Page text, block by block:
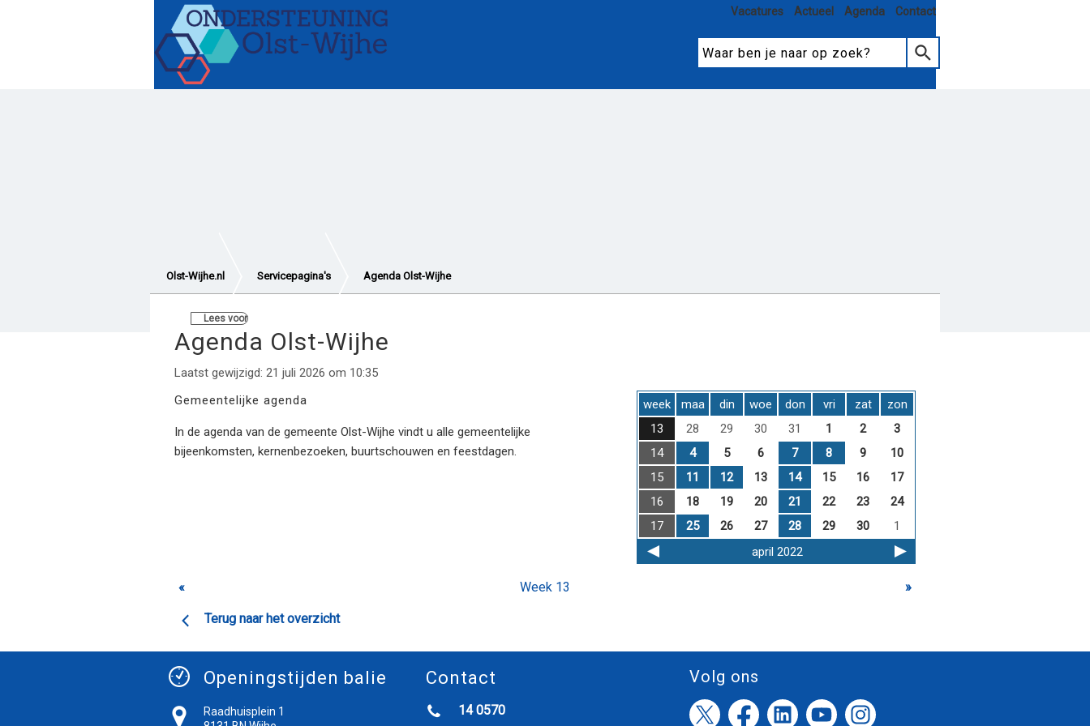
Vacatures Actueel Agenda Contact
Olst-Wijhe.nl Servicepagina's Agenda Olst-Wijhe
Lees voor
Agenda Olst-Wijhe
Laatst gewijzigd: 21 juli 2026 om 10:35
Gemeentelijke agenda
In de agenda van de gemeente Olst-Wijhe vindt u alle gemeentelijke
bijeenkomsten, kernenbezoeken, buurtschouwen en feestdagen.
week maa din woe don vri zat
zon
13
28 29 30 31 1 2
3
14
4 5 6 7 8 9
10
15
11 12 13 14 15 16
17
16
18 19 20 21 22 23
24
17
25 26 27 28 29 30
1
april 2022
« Week 13 »
Terug naar het overzicht
Openingstijden balie
Raadhuisplein 1
Contact
14 0570
Volg ons